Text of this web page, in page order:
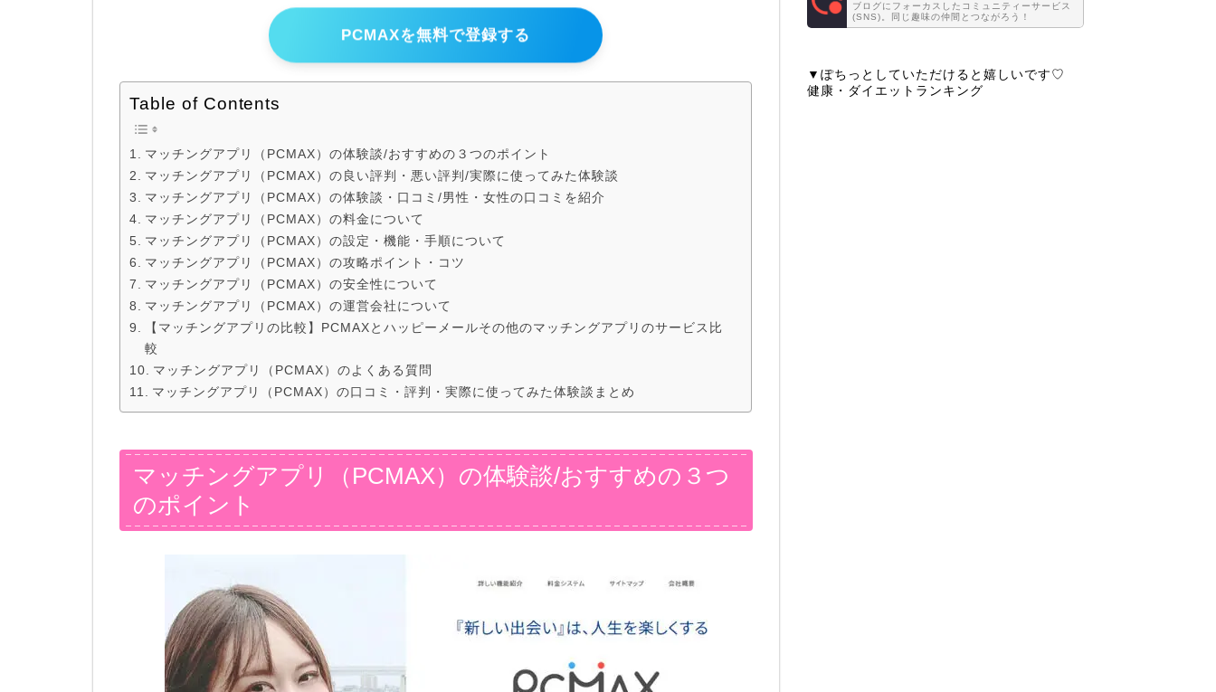
PCMAXを無料で登録する
Table of Contents
マッチングアプリ（PCMAX）の体験談/おすすめの３つのポイント
マッチングアプリ（PCMAX）の良い評判・悪い評判/実際に使ってみた体験談
マッチングアプリ（PCMAX）の体験談・口コミ/男性・女性の口コミを紹介
マッチングアプリ（PCMAX）の料金について
マッチングアプリ（PCMAX）の設定・機能・手順について
マッチングアプリ（PCMAX）の攻略ポイント・コツ
マッチングアプリ（PCMAX）の安全性について
マッチングアプリ（PCMAX）の運営会社について
【マッチングアプリの比較】PCMAXとハッピーメールその他のマッチングアプリのサービス比
較
マッチングアプリ（PCMAX）のよくある質問
マッチングアプリ（PCMAX）の口コミ・評判・実際に使ってみた体験談まとめ
マッチングアプリ（PCMAX）の体験談/おすすめの３つ
のポイント
ブログにフォーカスしたコミュニティーサービス
(SNS)。同じ趣味の仲間とつながろう！
▼ぽちっとしていただけると嬉しいです♡
健康・ダイエットランキング